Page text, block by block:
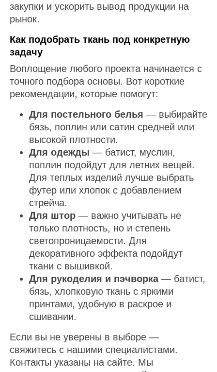
закупки и ускорить вывод продукции на
рынок.
Как подобрать ткань под конкретную
задачу
Воплощение любого проекта начинается с
точного подбора основы. Вот короткие
рекомендации, которые помогут:
Для постельного белья — выбирайте
бязь, поплин или сатин средней или
высокой плотности.
Для одежды — батист, муслин,
поплин подойдут для летних вещей.
Для теплых изделий лучше выбрать
футер или хлопок с добавлением
стрейча.
Для штор — важно учитывать не
только плотность, но и степень
светопроницаемости. Для
декоративного эффекта подойдут
ткани с вышивкой.
Для рукоделия и пэчворка— батист,
бязь, хлопковую ткань с яркими
принтами, удобную в раскрое и
сшивании.
Если вы не уверены в выборе —
свяжитесь с нашими специалистами.
Контакты указаны на сайте. Мы